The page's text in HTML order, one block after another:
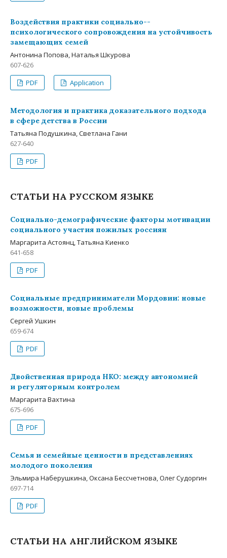
Воздействия практики социально-­
психологического сопровождения на устойчивость
замещающих семей
Антонина Попова, Наталья Шкурова
607-626
PDF
Application
Методология и практика доказательного подхода
в сфере детства в России
Татьяна Подушкина, Светлана Гани
627-640
PDF
СТАТЬИ НА РУССКОМ ЯЗЫКЕ
Социально-­демографические факторы мотивации
социального участия пожилых россиян
Маргарита Астоянц, Татьяна Киенко
641-658
PDF
Социальные предприниматели Мордовии: новые
возможности, новые проблемы
Сергей Ушкин
659-674
PDF
Двой­ственная природа НКО: между автономией
и регуляторным контролем
Маргарита Вахтина
675-696
PDF
Семья и семейные ценности в представлениях
молодого поколения
Эльмира Наберушкина, Оксана Бессчетнова, Олег Судоргин
697-714
PDF
СТАТЬИ НА АНГЛИЙСКОМ ЯЗЫКЕ